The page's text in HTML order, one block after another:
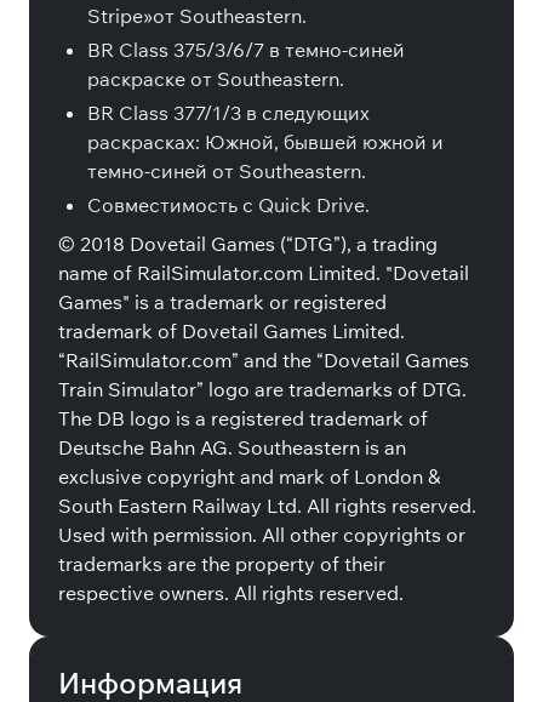
Stripe»от Southeastern.
BR Class 375/3/6/7 в темно-синей
раскраске от Southeastern.
BR Class 377/1/3 в следующих
раскрасках: Южной, бывшей южной и
темно-синей от Southeastern.
Совместимость с Quick Drive.
© 2018 Dovetail Games (“DTG”), a trading
name of RailSimulator.com Limited. "Dovetail
Games" is a trademark or registered
trademark of Dovetail Games Limited.
“RailSimulator.com” and the “Dovetail Games
Train Simulator” logo are trademarks of DTG.
The DB logo is a registered trademark of
Deutsche Bahn AG. Southeastern is an
exclusive copyright and mark of London &
South Eastern Railway Ltd. All rights reserved.
Used with permission. All other copyrights or
trademarks are the property of their
respective owners. All rights reserved.
Информация